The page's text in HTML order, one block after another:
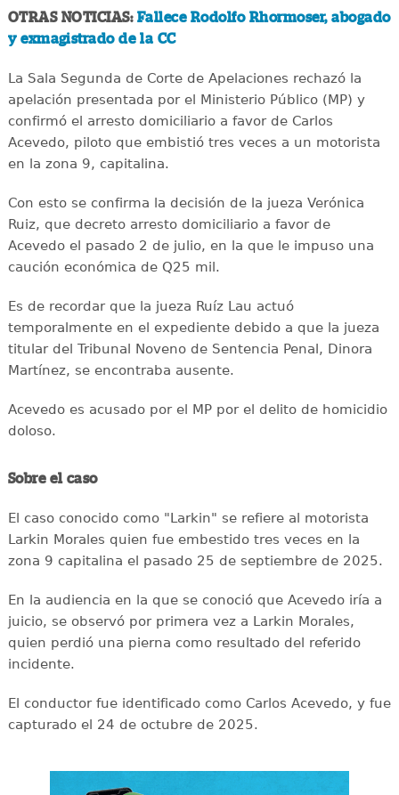
OTRAS NOTICIAS: Fallece Rodolfo Rhormoser, abogado
y exmagistrado de la CC
La Sala Segunda de Corte de Apelaciones rechazó la
apelación presentada por el Ministerio Público (MP) y
confirmó el arresto domiciliario a favor de Carlos
Acevedo, piloto que embistió tres veces a un motorista
en la zona 9, capitalina.
Con esto se confirma la decisión de la jueza Verónica
Ruiz, que decreto arresto domiciliario a favor de
Acevedo el pasado 2 de julio, en la que le impuso una
caución económica de Q25 mil.
Es de recordar que la jueza Ruíz Lau actuó
temporalmente en el expediente debido a que la jueza
titular del Tribunal Noveno de Sentencia Penal, Dinora
Martínez, se encontraba ausente.
Acevedo es acusado por el MP por el delito de homicidio
doloso.
Sobre el caso
El caso conocido como "Larkin" se refiere al motorista
Larkin Morales quien fue embestido tres veces en la
zona 9 capitalina el pasado 25 de septiembre de 2025.
En la audiencia en la que se conoció que Acevedo iría a
juicio, se observó por primera vez a Larkin Morales,
quien perdió una pierna como resultado del referido
incidente.
El conductor fue identificado como Carlos Acevedo, y fue
capturado el 24 de octubre de 2025.